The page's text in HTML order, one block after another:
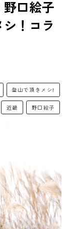
野口絵子
！コラ
登山で頂きメシ!
近畿 野口絵子